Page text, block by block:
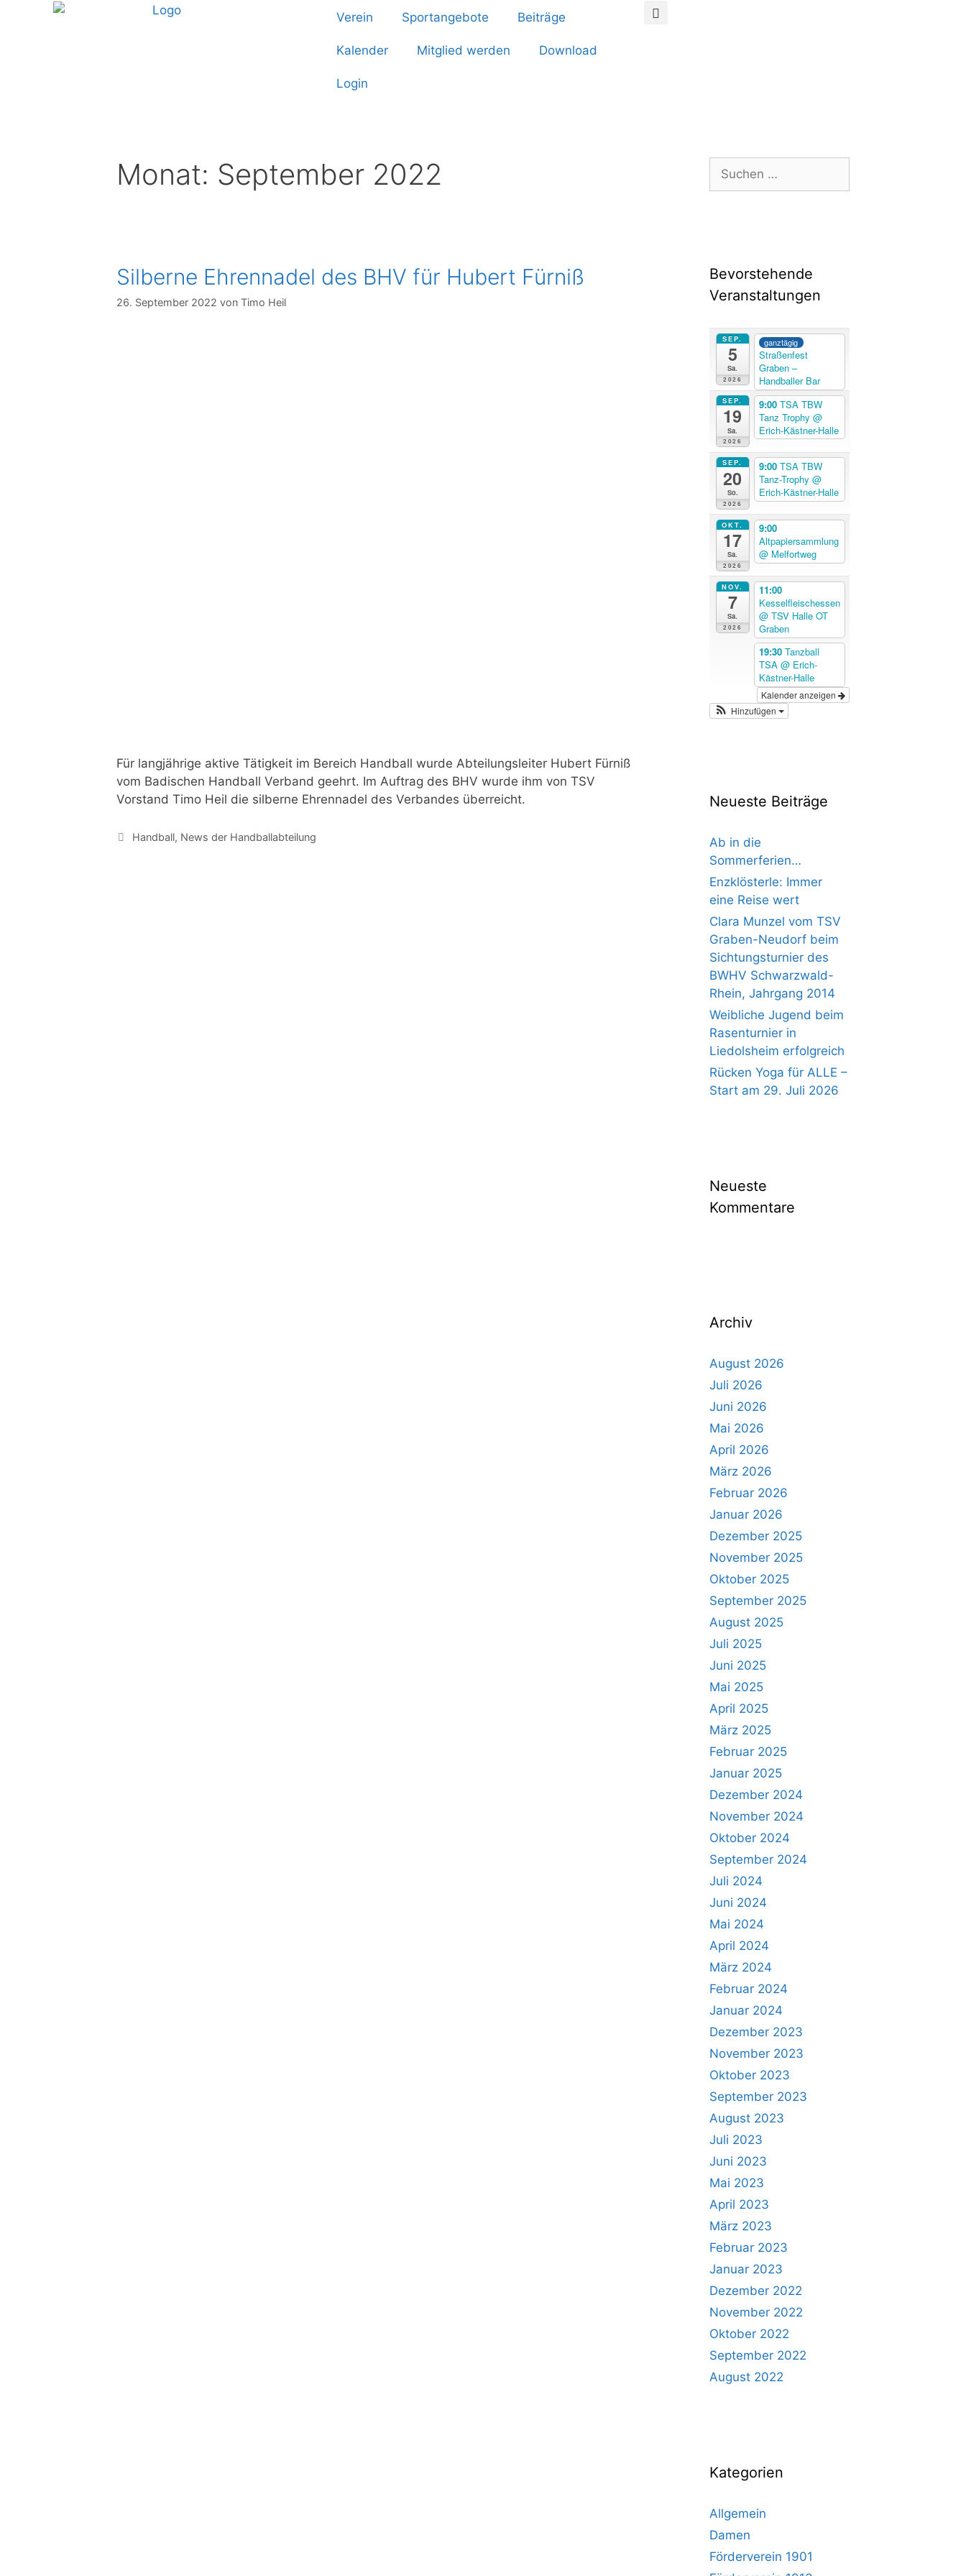
Verein Sportangebote Beiträge
Kalender Mitglied werden Download
Login
Monat: September 2022
Silberne Ehrennadel des BHV für Hubert Fürniß
26. September 2022 von Timo Heil
Für langjährige aktive Tätigkeit im Bereich Handball wurde Abteilungsleiter Hubert Fürniß
vom Badischen Handball Verband geehrt. Im Auftrag des BHV wurde ihm von TSV
Vorstand Timo Heil die silberne Ehrennadel des Verbandes überreicht.
Handball, News der Handballabteilung
Bevorstehende
Veranstaltungen
SEP.
5
Sa.
2026
ganztägig
Straßenfest
Graben –
Handballer Bar
SEP.
19
Sa.
2026
9:00 TSA TBW
Tanz Trophy @
Erich-Kästner-Halle
SEP.
20
So.
2026
9:00 TSA TBW
Tanz-Trophy @
Erich-Kästner-Halle
OKT.
17
Sa.
2026
9:00
Altpapiersammlung
@ Melfortweg
NOV.
7
Sa.
2026
11:00
Kesselfleischessen
@ TSV Halle OT
Graben
19:30 Tanzball
TSA @ Erich-
Kästner-Halle
Kalender anzeigen
Hinzufügen
Neueste Beiträge
Ab in die
Sommerferien…
Enzklösterle: Immer
eine Reise wert
Clara Munzel vom TSV
Graben-Neudorf beim
Sichtungsturnier des
BWHV Schwarzwald-
Rhein, Jahrgang 2014
Weibliche Jugend beim
Rasenturnier in
Liedolsheim erfolgreich
Rücken Yoga für ALLE –
Start am 29. Juli 2026
Neueste
Kommentare
Archiv
August 2026
Juli 2026
Juni 2026
Mai 2026
April 2026
März 2026
Februar 2026
Januar 2026
Dezember 2025
November 2025
Oktober 2025
September 2025
August 2025
Juli 2025
Juni 2025
Mai 2025
April 2025
März 2025
Februar 2025
Januar 2025
Dezember 2024
November 2024
Oktober 2024
September 2024
Juli 2024
Juni 2024
Mai 2024
April 2024
März 2024
Februar 2024
Januar 2024
Dezember 2023
November 2023
Oktober 2023
September 2023
August 2023
Juli 2023
Juni 2023
Mai 2023
April 2023
März 2023
Februar 2023
Januar 2023
Dezember 2022
November 2022
Oktober 2022
September 2022
August 2022
Kategorien
Allgemein
Damen
Förderverein 1901